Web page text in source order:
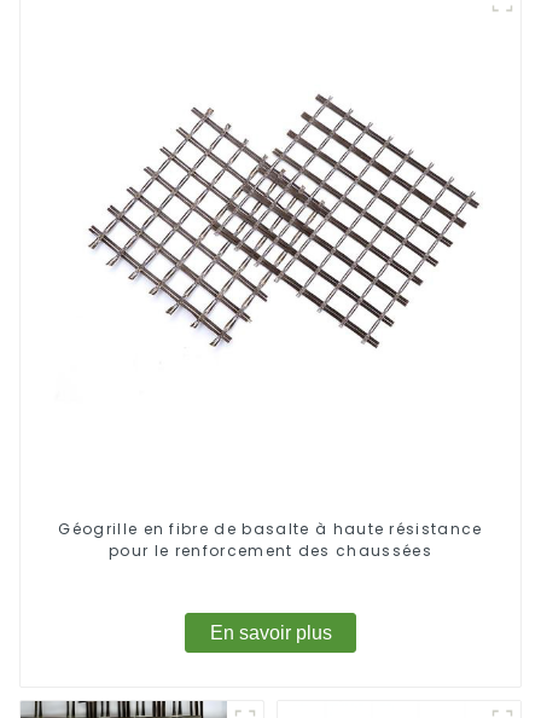
Géogrille en fibre de basalte à haute résistance
pour le renforcement des chaussées
En savoir plus